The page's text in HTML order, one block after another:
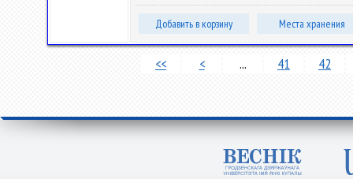
Добавить в корзину Места хранения
<< < ... 41 42